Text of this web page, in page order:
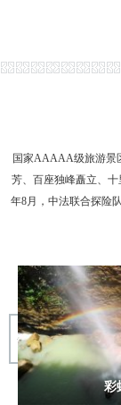
国家AAAAA级旅游景
芳、百座独峰矗立、
年8月，中法联合探险
彩